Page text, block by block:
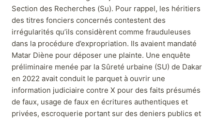
Section des Recherches (Su). Pour rappel, les héritiers
des titres fonciers concernés contestent des
irrégularités qu’ils considèrent comme frauduleuses
dans la procédure d’expropriation. Ils avaient mandaté
Matar Diène pour déposer une plainte. Une enquête
préliminaire menée par la Sûreté urbaine (SU) de Dakar
en 2022 avait conduit le parquet à ouvrir une
information judiciaire contre X pour des faits présumés
de faux, usage de faux en écritures authentiques et
privées, escroquerie portant sur des deniers publics et